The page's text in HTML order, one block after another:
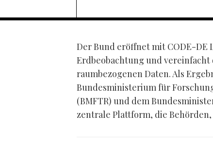
Der Bund eröffnet mit CODE-
Erdbeobachtung und
raumbezogenen Daten. Als
Bundesministerium für
(BMFTR) und dem
zentrale Plattform, die